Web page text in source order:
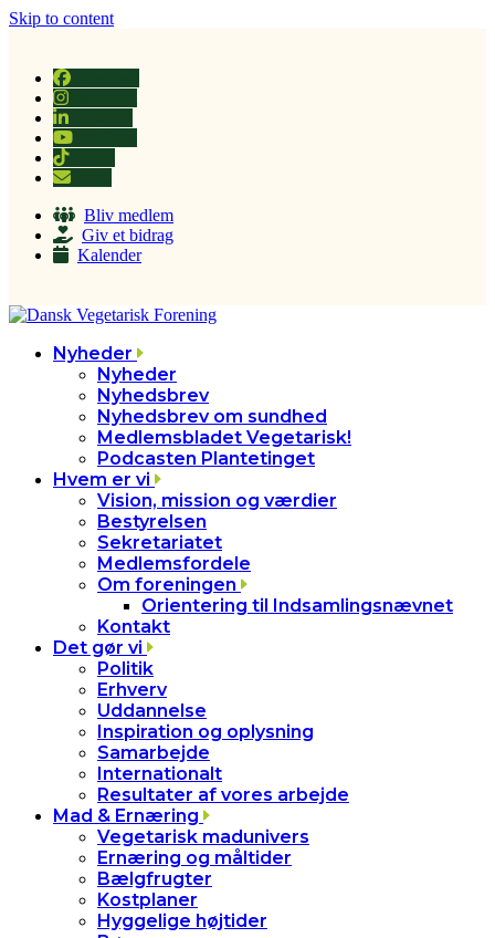
Skip to content
Tiktok
Bliv medlem
Giv et bidrag
Kalender
Nyheder
Nyheder
Nyhedsbrev
Nyhedsbrev om sundhed
Medlemsbladet Vegetarisk!
Podcasten Plantetinget
Hvem er vi
Vision, mission og værdier
Bestyrelsen
Sekretariatet
Medlemsfordele
Om foreningen
Orientering til Indsamlingsnævnet
Kontakt
Det gør vi
Politik
Erhverv
Uddannelse
Inspiration og oplysning
Samarbejde
Internationalt
Resultater af vores arbejde
Mad & Ernæring
Vegetarisk madunivers
Ernæring og måltider
Bælgfrugter
Kostplaner
Hyggelige højtider